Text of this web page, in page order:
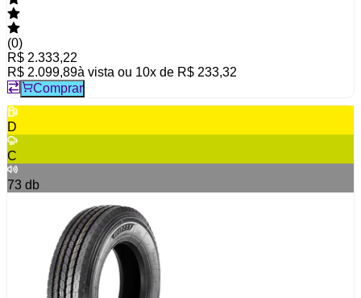
(0)
R$ 2.333,22
R$ 2.099,89à vista ou 10x de R$ 233,32
Comprar
D
C
73 db